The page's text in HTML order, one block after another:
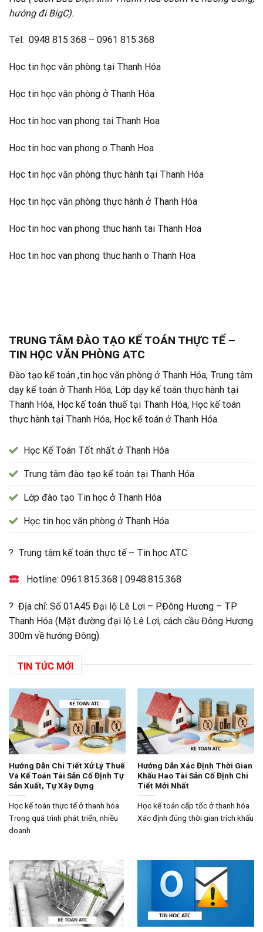
hướng đi BigC).
Tel: 0948 815 368 – 0961 815 368
Học tin học văn phòng tại Thanh Hóa
Học tin học văn phòng ở Thanh Hóa
Hoc tin hoc van phong tai Thanh Hoa
Hoc tin hoc van phong o Thanh Hoa
Học tin học văn phòng thực hành tại Thanh Hóa
Học tin học văn phòng thực hành ở Thanh Hóa
Hoc tin hoc van phong thuc hanh tai Thanh Hoa
Hoc tin hoc van phong thuc hanh o Thanh Hoa
TRUNG TÂM ĐÀO TẠO KẾ TOÁN THỰC TẾ –
TIN HỌC VĂN PHÒNG ATC
Đào tạo kế toán ,tin học văn phòng ở Thanh Hóa, Trung tâm
dạy kế toán ở Thanh Hóa, Lớp dạy kế toán thực hành tại
Thanh Hóa, Học kế toán thuế tại Thanh Hóa, Học kế toán
thực hành tại Thanh Hóa, Học kế toán ở Thanh Hóa.
Học Kế Toán Tốt nhất ở Thanh Hóa
Trung tâm đào tạo kế toán tại Thanh Hóa
Lớp đào tạo Tin học ở Thanh Hóa
Học tin học văn phòng ở Thanh Hóa
? Trung tâm kế toán thực tế – Tin học ATC
Hotline:0961.815.368 |0948.815.368
? Địa chỉ: Số 01A45 Đại lộ Lê Lợi – P.Đông Hương – TP
Thanh Hóa (Mặt đường đại lộ Lê Lợi, cách cầu Đông Hương
300m về hướng Đông).
TIN TỨC MỚI
Hướng Dẫn Chi Tiết Xử Lý Thuế
Và Kế Toán Tài Sản Cố Định Tự
Sản Xuất, Tự Xây Dựng
Học kế toán thực tế ở thanh hóa
Trong quá trình phát triển, nhiều
doanh
Hướng Dẫn Xác Định Thời Gian
Khấu Hao Tài Sản Cố Định Chi
Tiết Mới Nhất
Học kế toán cấp tốc ở thanh hóa
Xác định đúng thời gian trích khấu